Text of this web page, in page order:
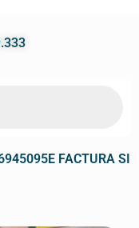
FACTURA SI